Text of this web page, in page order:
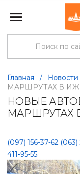
Главная / Новости
МАРШРУТАХ В
НОВЫЕ
МАРШРУТАХ
(097) 156-37-62
411-95-55